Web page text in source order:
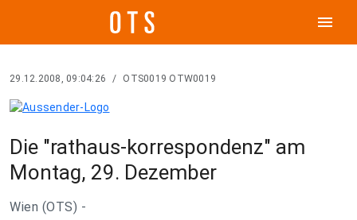
menu
29.12.2008, 09:04:26 / OTS0019 OTW0019
Die "rathaus-korrespondenz" am
Montag, 29. Dezember
Wien (OTS) -